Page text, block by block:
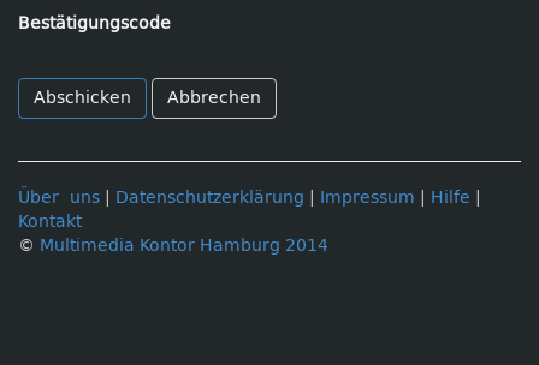
Bestätigungscode
Abbrechen
Über uns Datenschutzerklärung Impressum Hilfe
Kontakt
© Multimedia Kontor Hamburg 2014